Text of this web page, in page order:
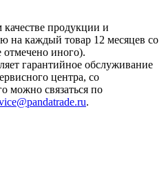
продукции и
на каждый товар 12 месяцев со
отмечено иного).
гарантийное обслуживание
центра, со
можно связаться по
.